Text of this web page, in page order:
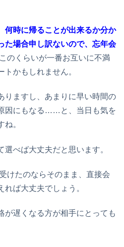
何時に帰ることが出来るか分か
た場合申し訳ないので、忘年会
このくらいが一番お互いに不満
トかもしれません。
りますし、あまりに早い時間の
因にもなる……と、当日も気を
。
べば大丈夫だと思います。
けたのならそのまま、直接会
れば大丈夫でしょう。
が遅くなる方が相手にとっても